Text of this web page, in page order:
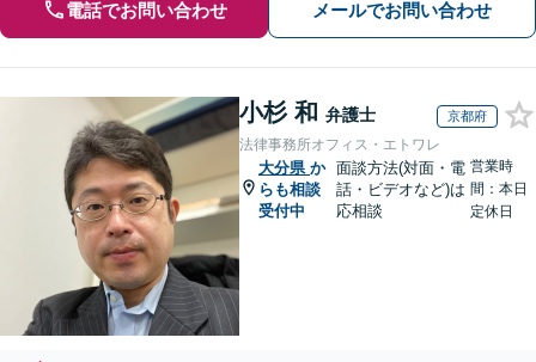
電話でお問い合わせ メールでお問い合わせ
小杉 和 弁護士 京都府
法律事務所オフィス・エトワレ
大分県 か
らも相談
受付中
面談方法(対面・電
話・ビデオなど)は
応相談
営業時
間：本日
定休日